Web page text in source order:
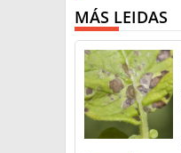
MÁS LEIDAS